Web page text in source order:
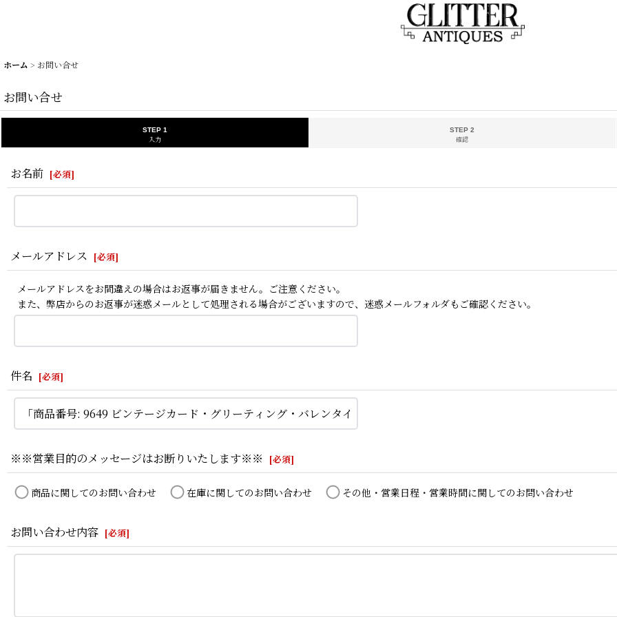
ホーム > お問い合せ
お問い合せ
STEP 1
入力
STEP 2
確認
お名前 [必須]
メールアドレス [必須]
メールアドレスをお間違えの場合はお返事が届きません。ご注意ください。
また、弊店からのお返事が迷惑メールとして処理される場合がございますので、迷惑メールフォルダもご確認ください。
件名 [必須]
※※営業目的のメッセージはお断りいたします※※ [必須]
商品に関してのお問い合わせ 在庫に関してのお問い合わせ その他・営業日程・営業時間に関してのお問い合わせ
お問い合わせ内容 [必須]